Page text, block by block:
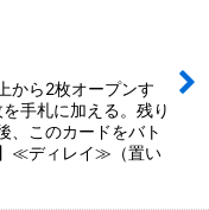
から2枚オープンす
手札に加える。残り
、このカードをバト
≪ディレイ≫（置い